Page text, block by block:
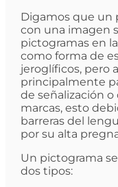
Digamos que un
con una imagen
pictogramas en
como forma de
jeroglíficos, pero
principalmente
de señalización
marcas, esto
barreras del
por su alta
Un pictograma
dos tipos: